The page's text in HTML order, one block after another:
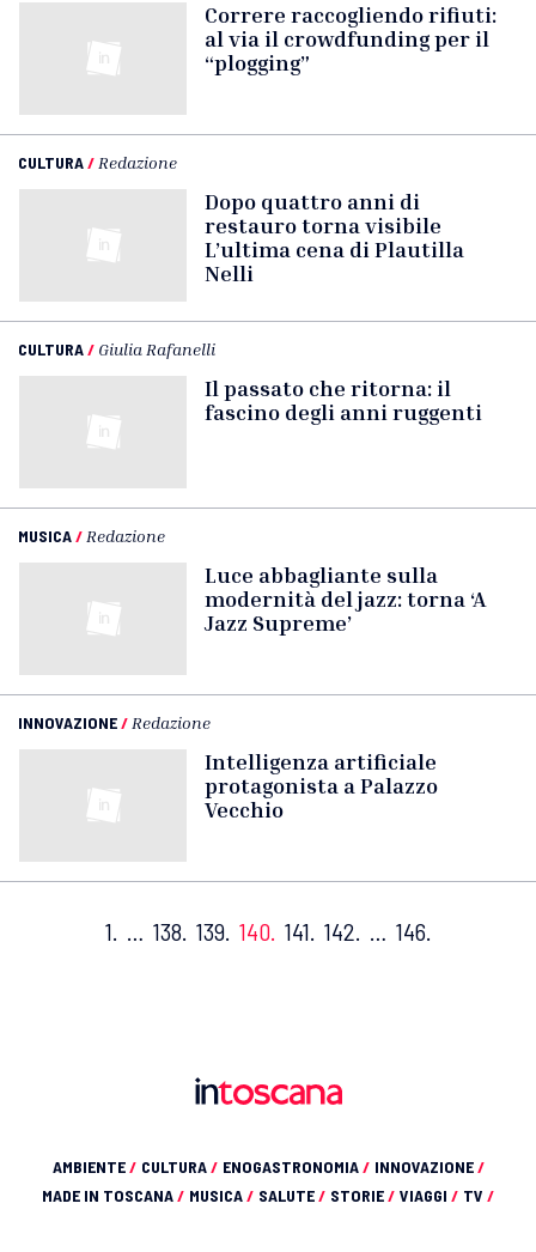
Correre raccogliendo rifiuti:
al via il crowdfunding per il
“plogging”
CULTURA/ Redazione
Dopo quattro anni di
restauro torna visibile
L’ultima cena di Plautilla
Nelli
CULTURA/ Giulia Rafanelli
Il passato che ritorna: il
fascino degli anni ruggenti
MUSICA/ Redazione
Luce abbagliante sulla
modernità del jazz: torna ‘A
Jazz Supreme’
INNOVAZIONE/ Redazione
Intelligenza artificiale
protagonista a Palazzo
Vecchio
1. … 138. 139. 140. 141. 142. … 146.
AMBIENTE/ CULTURA/ ENOGASTRONOMIA/ INNOVAZIONE/
MADE IN TOSCANA/ MUSICA/ SALUTE/ STORIE/ VIAGGI / TV /